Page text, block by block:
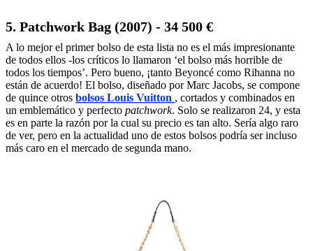
5. Patchwork Bag (2007) - 34 500 €
A lo mejor el primer bolso de esta lista no es el más impresionante
de todos ellos -los críticos lo llamaron ‘el bolso más horrible de
todos los tiempos’. Pero bueno, ¡tanto Beyoncé como Rihanna no
están de acuerdo! El bolso, diseñado por Marc Jacobs, se compone
de quince otros bolsos Louis Vuitton , cortados y combinados en
un emblemático y perfecto patchwork. Solo se realizaron 24, y esta
es en parte la razón por la cual su precio es tan alto. Sería algo raro
de ver, pero en la actualidad uno de estos bolsos podría ser incluso
más caro en el mercado de segunda mano.